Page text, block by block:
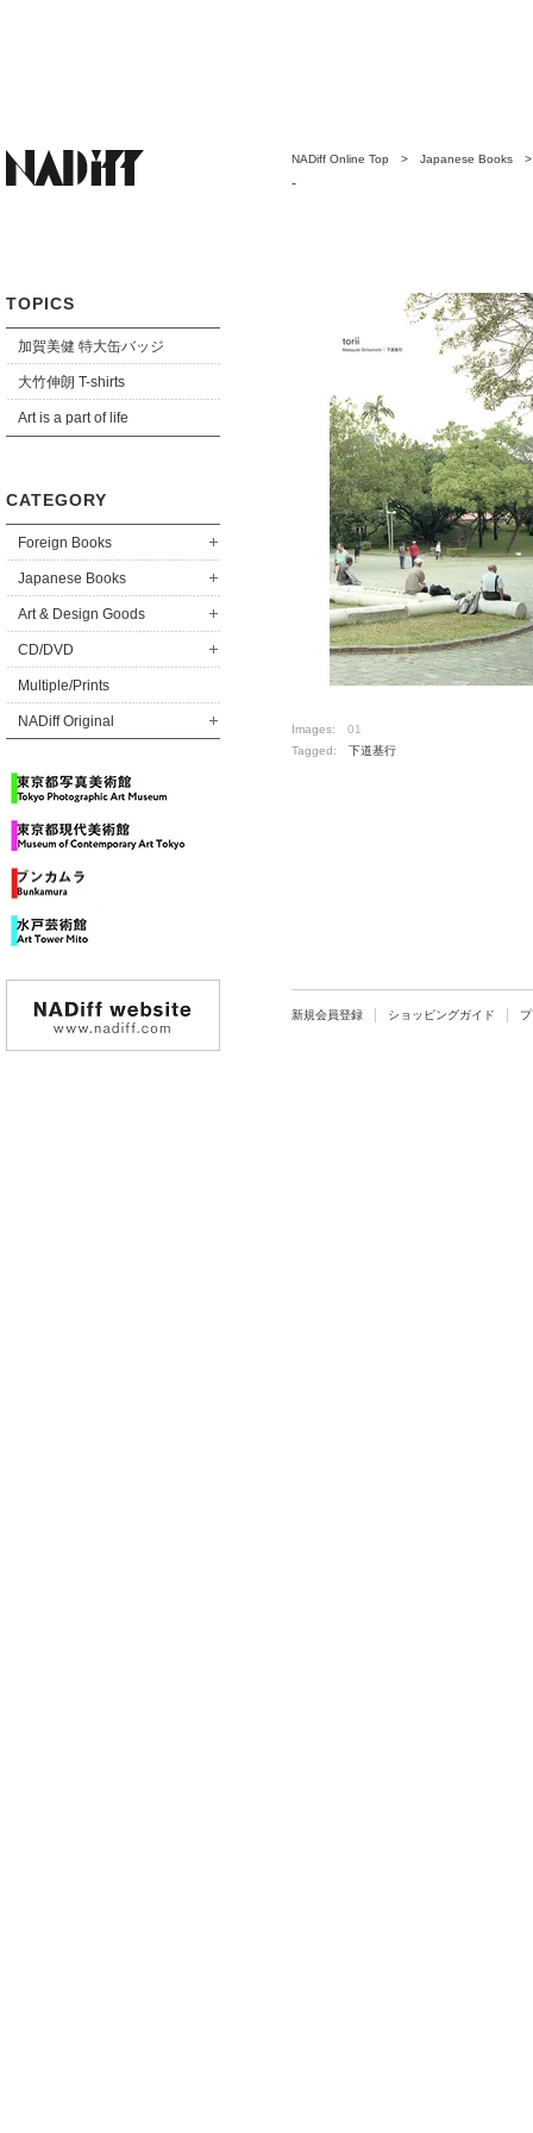
TOPICS
加賀美健 特大缶バッジ
大竹伸朗 T-shirts
Art is a part of life
CATEGORY
Foreign Books
Japanese Books
Art & Design Goods
CD/DVD
Multiple/Prints
NADiff Original
NADiff Online Top > Japanese Books
-
Images: 01
Tagged: 下道基行
新規会員登録 ショッピングガイド